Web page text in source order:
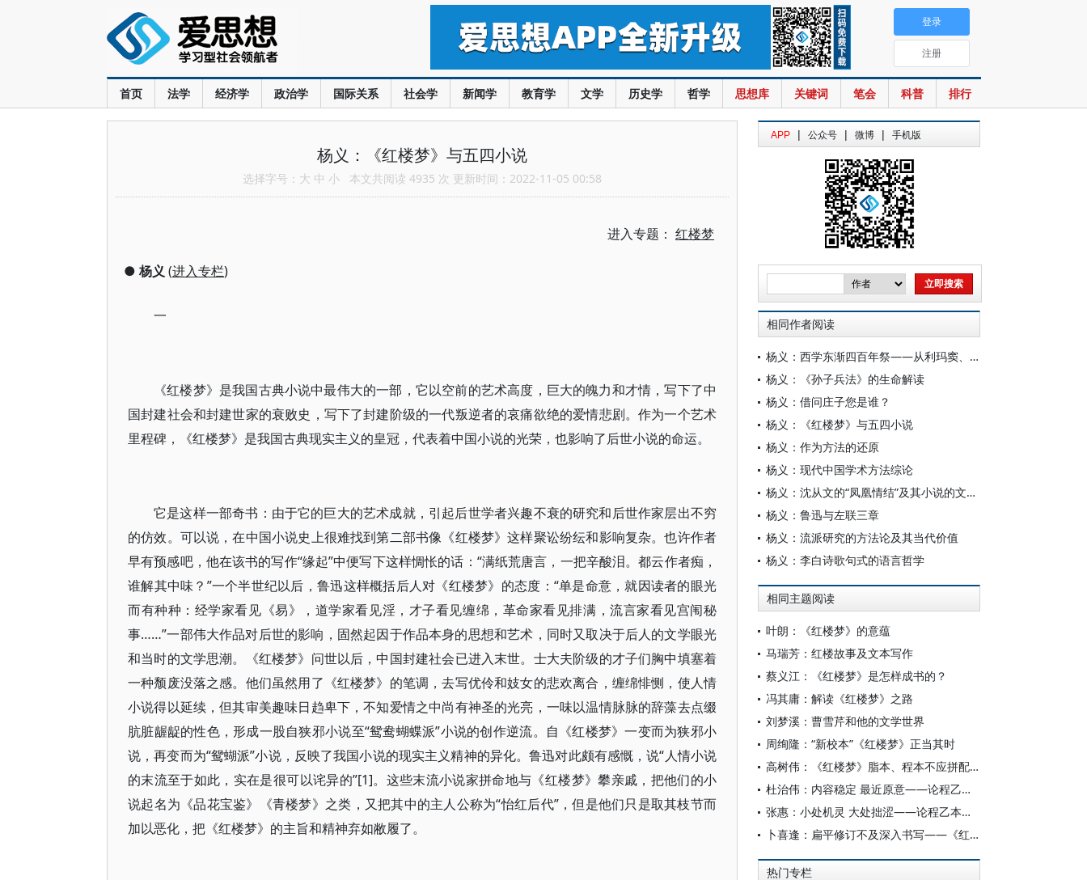
首页 法学 经济学 政治学 国际关系 社会学 新闻学 教育学 文学 历史学 哲学 思想库 关键词 笔会 科普 排行
登录
注册
杨义：《红楼梦》与五四小说
选择字号： 大 中 小 本文共阅读 4935 次 更新时间：2022-11-05 00:58
进入专题： 红楼梦
● 杨义 (进入专栏)
一
《红楼梦》是我国古典小说中最伟大的一部，它以空前的艺术高度，巨大的魄力和才情，写下了中
国封建社会和封建世家的衰败史，写下了封建阶级的一代叛逆者的哀痛欲绝的爱情悲剧。作为一个艺术
里程碑，《红楼梦》是我国古典现实主义的皇冠，代表着中国小说的光荣，也影响了后世小说的命运。
它是这样一部奇书：由于它的巨大的艺术成就，引起后世学者兴趣不衰的研究和后世作家层出不穷
的仿效。可以说，在中国小说史上很难找到第二部书像《红楼梦》这样聚讼纷纭和影响复杂。也许作者
早有预感吧，他在该书的写作“缘起”中便写下这样惆怅的话：“满纸荒唐言，一把辛酸泪。都云作者痴，
谁解其中味？”一个半世纪以后，鲁迅这样概括后人对《红楼梦》的态度：“单是命意，就因读者的眼光
而有种种：经学家看见《易》，道学家看见淫，才子看见缠绵，革命家看见排满，流言家看见宫闱秘
事……”一部伟大作品对后世的影响，固然起因于作品本身的思想和艺术，同时又取决于后人的文学眼光
和当时的文学思潮。《红楼梦》问世以后，中国封建社会已进入末世。士大夫阶级的才子们胸中填塞着
一种颓废没落之感。他们虽然用了《红楼梦》的笔调，去写优伶和妓女的悲欢离合，缠绵悱恻，使人情
小说得以延续，但其审美趣味日趋卑下，不知爱情之中尚有神圣的光亮，一味以温情脉脉的辞藻去点缀
肮脏龌龊的性色，形成一股自狭邪小说至“鸳鸯蝴蝶派”小说的创作逆流。自《红楼梦》一变而为狭邪小
说，再变而为“鸳蝴派”小说，反映了我国小说的现实主义精神的异化。鲁迅对此颇有感慨，说“人情小说
的末流至于如此，实在是很可以诧异的”[1]。这些末流小说家拼命地与《红楼梦》攀亲戚，把他们的小
说起名为《品花宝鉴》《青楼梦》之类，又把其中的主人公称为“怡红后代”，但是他们只是取其枝节而
加以恶化，把《红楼梦》的主旨和精神弃如敝履了。
APP | 公众号 | 微博 | 手机版
相同作者阅读
杨义：西学东渐四百年祭——从利玛窦、《四库全书》到上海世博会
杨义：《孙子兵法》的生命解读
杨义：借问庄子您是谁？
杨义：《红楼梦》与五四小说
杨义：作为方法的还原
杨义：现代中国学术方法综论
杨义：沈从文的“凤凰情结”及其小说的文化特质
杨义：鲁迅与左联三章
杨义：流派研究的方法论及其当代价值
杨义：李白诗歌句式的语言哲学
相同主题阅读
叶朗：《红楼梦》的意蕴
马瑞芳：红楼故事及文本写作
蔡义江：《红楼梦》是怎样成书的？
冯其庸：解读《红楼梦》之路
刘梦溪：曹雪芹和他的文学世界
周绚隆：“新校本”《红楼梦》正当其时
高树伟：《红楼梦》脂本、程本不应拼配出版
杜治伟：内容稳定 最近原意——论程乙本《红楼梦》的定本属性
张惠：小处机灵 大处拙涩——论程乙本《红楼梦》“长线”技巧之不足
卜喜逢：扁平修订不及深入书写——《红楼梦》程乙本与早期脂本书写策略比较
热门专栏